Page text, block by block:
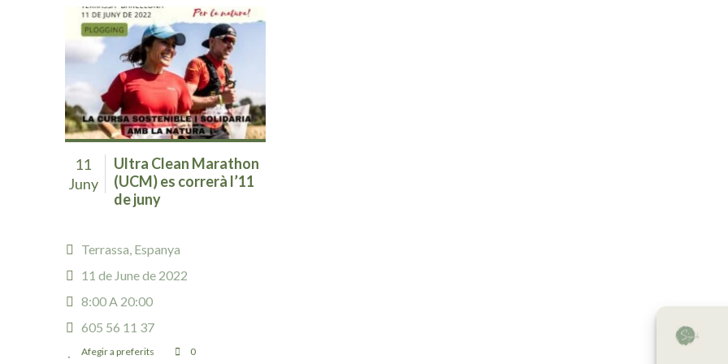
11
Juny
Ultra Clean Marathon
(UCM) es correrà l’11
de juny
Terrassa, Espanya
11 de June de 2022
8:00 A 20:00
605 56 11 37
Afegir a preferits 0